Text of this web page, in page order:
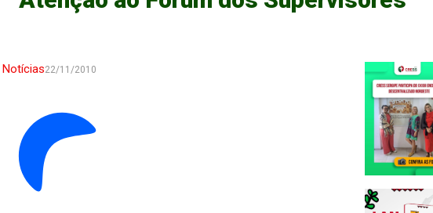
Notícias22/11/2010